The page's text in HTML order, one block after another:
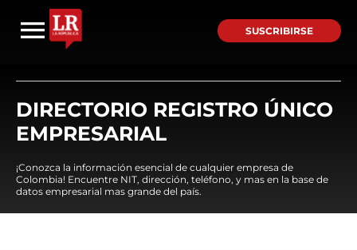
SUSCRIBIRSE
DIRECTORIO REGISTRO ÚNICO
EMPRESARIAL
¡Conozca la información esencial de cualquier empresa de
Colombia! Encuentre NIT, dirección, teléfono, y mas en la base de
datos empresarial mas grande del país.